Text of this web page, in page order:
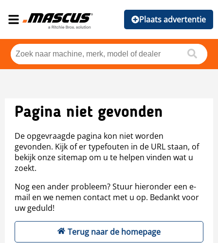
Plaats advertentie
Pagina niet gevonden
De opgevraagde pagina kon niet worden
gevonden. Kijk of er typefouten in de URL staan, of
bekijk onze sitemap om u te helpen vinden wat u
zoekt.
Nog een ander probleem? Stuur hieronder een e-
mail en we nemen contact met u op. Bedankt voor
uw geduld!
Terug naar de homepage